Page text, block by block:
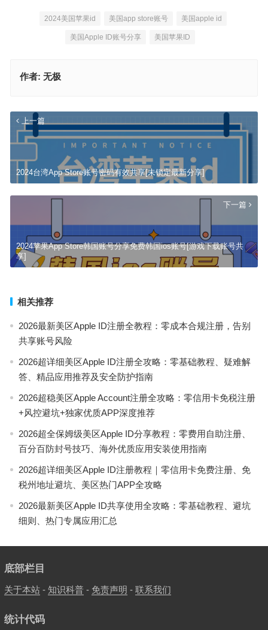
2024美国苹果id 美国app store账号 美国apple id
美国Apple ID账号分享 美国苹果ID
作者: 无极
上一篇
2024台湾App Store账号密码有效共享[未锁定最新分享]
下一篇
2024苹果App Store韩国账号分享免费韩国ios账号[游戏下载账号共
享]
相关推荐
2026最新美区Apple ID注册全教程：零成本合规注册，告别
共享账号风险
2026超详细美区Apple ID注册全攻略：零基础教程、疑难解
答、精品应用推荐及安全防护指南
2026超稳美区Apple Account注册全攻略：零信用卡免税注册
+风控避坑+独家优质APP深度推荐
2026超全保姆级美区Apple ID分享教程：零费用自助注册、
百分百防封号技巧、海外优质应用安装使用指南
2026超详细美区Apple ID注册教程｜零信用卡免费注册、免
税州地址避坑、美区热门APP全攻略
2026最新美区Apple ID共享使用全攻略：零基础教程、避坑
细则、热门专属应用汇总
底部栏目
关于本站- 知识科普- 免责声明 - 联系我们
统计代码